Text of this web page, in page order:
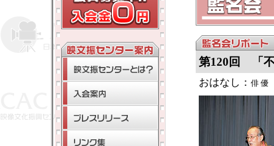
第120回 「
おはなし： 俳 優